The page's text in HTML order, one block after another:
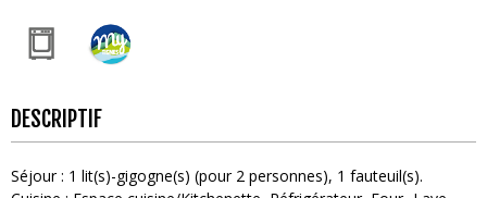
DESCRIPTIF
Séjour: 1 lit(s)-gigogne(s) (pour 2 personnes) 1 fauteuil(s)